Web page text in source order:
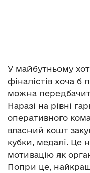
У майбутньому
фіналістів хоча
можна
Наразі на рівні
оперативного
власний кошт
кубки, медалі. Це
мотивацію як
Попри це,